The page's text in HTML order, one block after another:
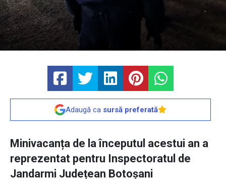
Adaugă ca sursă preferată
Minivacanța de la începutul acestui an a
reprezentat pentru Inspectoratul de
Jandarmi Județean Botoșani